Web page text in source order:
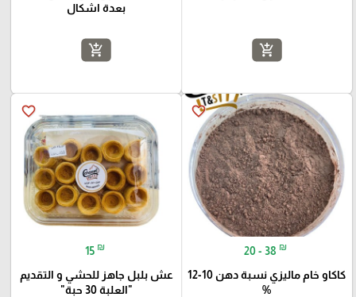
add_shopping_cart
بعدة اشكال
add_shopping_cart
favorite_border
20 - 38 ₪
كاكاو خام ماليزي نسبة دهن 10-12
%
favorite_border
15 ₪
عش بلبل جاهز للحشي و التقديم
"العلبة 30 حبة"